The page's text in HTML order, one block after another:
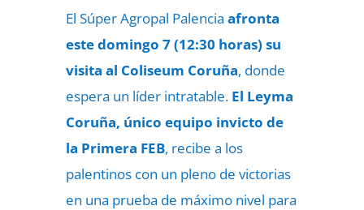
El Súper Agropal Palencia afronta
este domingo 7 (12:30 horas) su
visita al Coliseum Coruña, donde
espera un líder intratable. El Leyma
Coruña, único equipo invicto de
la Primera FEB, recibe a los
palentinos con un pleno de victorias
en una prueba de máximo nivel para